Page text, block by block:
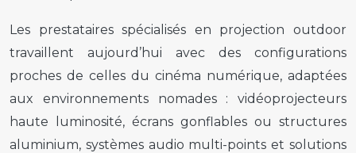
Les prestataires spécialisés en projection outdoor
travaillent aujourd’hui avec des configurations
proches de celles du cinéma numérique, adaptées
aux environnements nomades : vidéoprojecteurs
haute luminosité, écrans gonflables ou structures
aluminium, systèmes audio multi-points et solutions